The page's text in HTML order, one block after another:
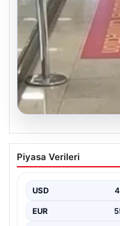
05.08.2026
2 yaşındaki
manevrasıyla
Bebeği Heimlich
Personeline…
Piyasa Verileri
USD
EUR